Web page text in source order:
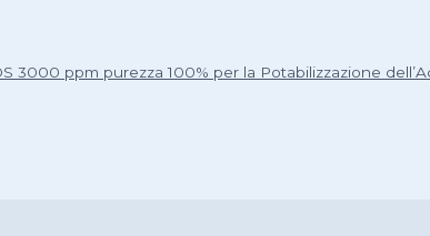
3000 ppm purezza 100% per la Potabilizzazione